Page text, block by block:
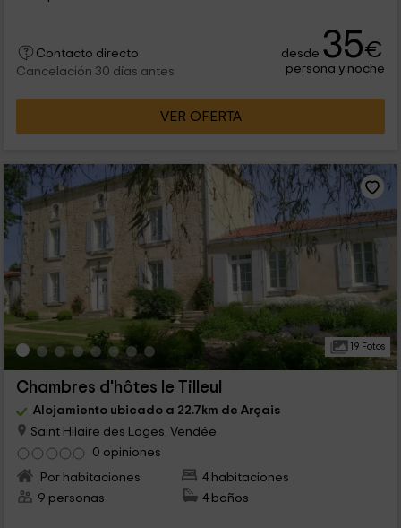
Contacto directo
Cancelación 30 días antes
desde 35€
persona y noche
VER OFERTA
19 Fotos
Chambres d'hôtes le Tilleul
Alojamiento ubicado a 22.7km de Arçais
Saint Hilaire des Loges, Vendée
0 opiniones
Por habitaciones
4 habitaciones
9 personas
4 baños